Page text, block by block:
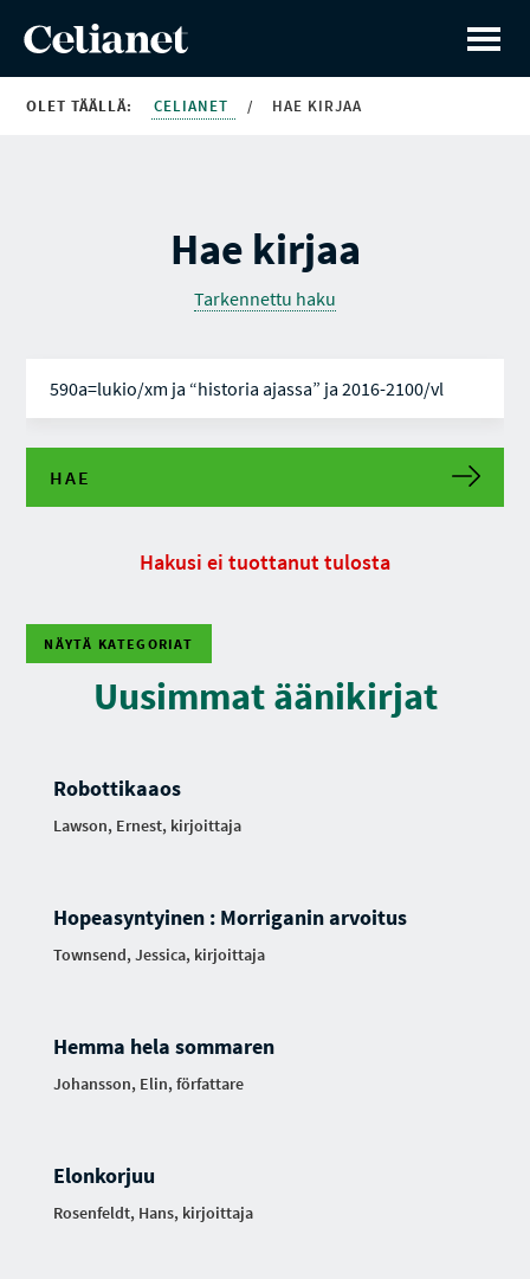
OLET TÄÄLLÄ: CELIANET / HAE KIRJAA
Hae kirjaa
Tarkennettu haku
HAE
Hakusi ei tuottanut tulosta
NÄYTÄ KATEGORIAT
Uusimmat äänikirjat
Robottikaaos
Lawson, Ernest, kirjoittaja
Hopeasyntyinen : Morriganin arvoitus
Townsend, Jessica, kirjoittaja
Hemma hela sommaren
Johansson, Elin, författare
Elonkorjuu
Rosenfeldt, Hans, kirjoittaja